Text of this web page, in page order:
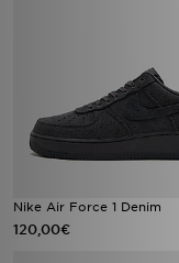
Nike Air Force 1 Denim
120,00€